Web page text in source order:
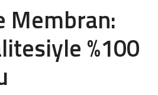
Membran:
%100